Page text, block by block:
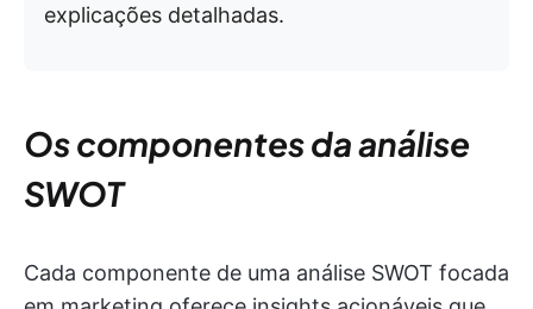
explicações detalhadas.
Os componentes da análise
SWOT
Cada componente de uma análise SWOT focada